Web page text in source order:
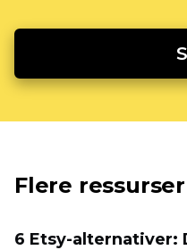
Flere ressurser
6 Etsy-alternativer: